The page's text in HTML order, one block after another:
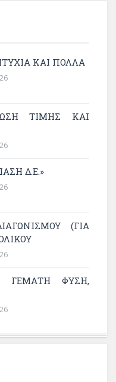
ΚΑΙ ΠΟΛΛΆ
ΤΙΜΉΣ ΚΑΙ
Δ.Ε.»
(ΓΙΑ
ΓΕΜΆΤΗ ΦΎΣΗ,